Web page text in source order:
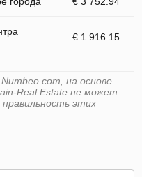
€ 1 916.15
на основе
Real.Estate не может
этих